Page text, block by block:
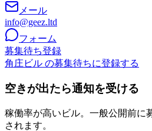
メール
info@geez.ltd
フォーム
募集待ち登録
角庄ビル の募集待ちに登録する
空きが出たら通知を受ける
稼働率が高いビル。一般公開前に
されます。